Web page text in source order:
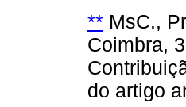
** MsC.,
Coimbra,
do artigo